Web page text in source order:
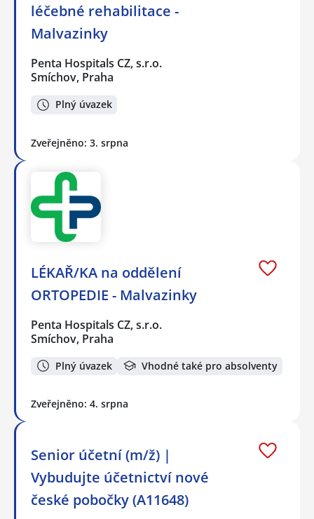
léčebné rehabilitace -
Malvazinky
Penta Hospitals CZ, s.r.o.
Smíchov, Praha
Plný úvazek
Zveřejněno: 3. srpna
LÉKAŘ/KA na oddělení
ORTOPEDIE - Malvazinky
Penta Hospitals CZ, s.r.o.
Smíchov, Praha
Plný úvazek Vhodné také pro absolventy
Zveřejněno: 4. srpna
Senior účetní (m/ž) |
Vybudujte účetnictví nové
české pobočky (A11648)